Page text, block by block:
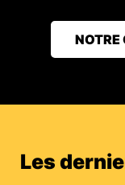
NOTRE
Les